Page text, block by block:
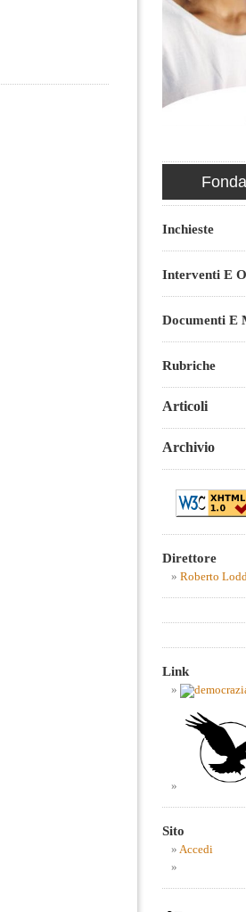
Inchieste
Interventi E
Documenti E
Rubriche
Articoli
Archivio
Direttore
Roberto
Link
Sito
Accedi